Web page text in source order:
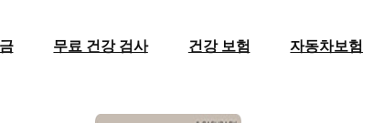
무료 건강 검사 건강 보험 자동차보험